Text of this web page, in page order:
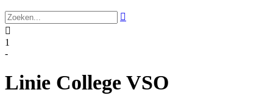


1
-
Linie College VSO